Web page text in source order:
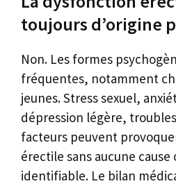
toujours d’origine
Non. Les formes
fréquentes, notamment
jeunes. Stress sexuel,
dépression légère,
facteurs peuvent
érectile sans aucune cause
identifiable. Le bilan